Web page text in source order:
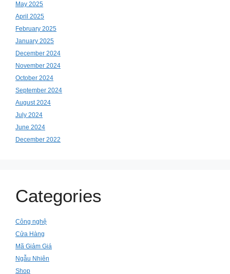
May 2025
April 2025
February 2025
January 2025
December 2024
November 2024
October 2024
September 2024
August 2024
July 2024
June 2024
December 2022
Categories
Công nghệ
Cửa Hàng
Mã Giảm Giá
Ngẫu Nhiên
Shop